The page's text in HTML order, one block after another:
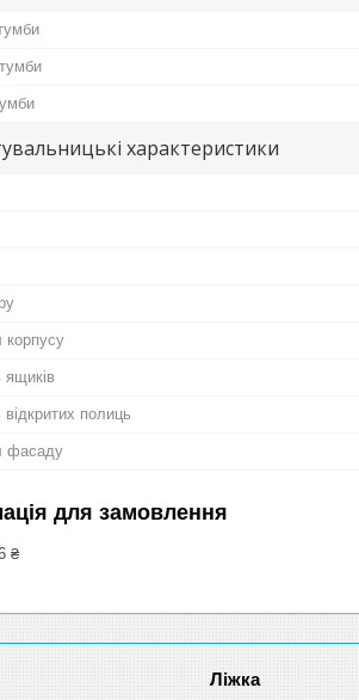
характеристики
корпусу
ящиків
відкритих полиць
фасаду
для замовлення
₴
Ліжка